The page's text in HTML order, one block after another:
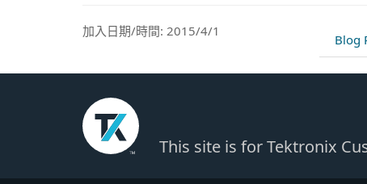
加入日期/時間: 2015/4/1
Blog
This site is for Tektronix